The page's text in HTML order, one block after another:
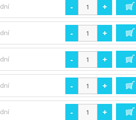
- +
- +
- +
- +
- +